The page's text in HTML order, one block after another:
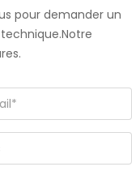
pour demander un